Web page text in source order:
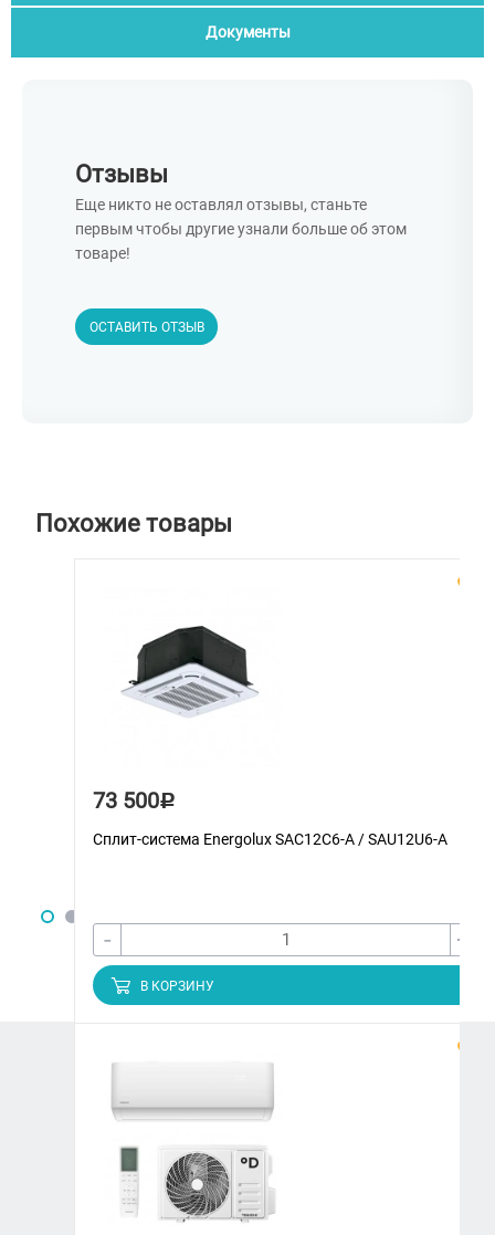
Документы
Отзывы
Еще никто не оставлял отзывы, станьте
первым чтобы другие узнали больше об этом
товаре!
ОСТАВИТЬ ОТЗЫВ
Похожие товары
73 500Р
Сплит-система Energolux SAС12С6-A / SAU12U6-A
- +
В КОРЗИНУ
+7 (3822) 97-65-09
climatmarket70@yandex.ru